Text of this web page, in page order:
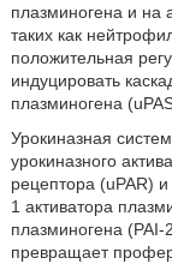
плазминогена и на
таких как
положительная
индуцировать
плазминогена
Урокиназная
урокиназного
рецептора (uPAR)
1 активатора
плазминогена (PAI-
превращает